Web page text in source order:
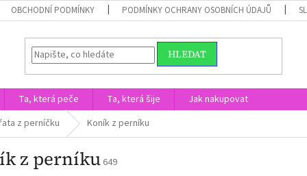
OBCHODNÍ PODMÍNKY PODMÍNKY OCHRANY OSOBNÍCH ÚDAJŮ
HLEDAT
Ta, která peče Ta, která šije
Jak nakupovat
z perníčku Koník z perníku
z perníku649